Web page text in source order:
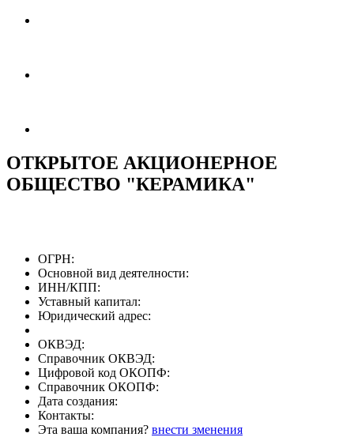
ОТКРЫТОЕ АКЦИОНЕРНОЕ
ОБЩЕСТВО "КЕРАМИКА"
ОГРН:
Основной вид деятелности:
ИНН/КПП:
Уставный капитал:
Юридический адрес:
ОКВЭД:
Справочник ОКВЭД:
Цифровой код ОКОПФ:
Справочник ОКОПФ:
Дата создания:
Контакты:
Эта ваша компания? внести зменения